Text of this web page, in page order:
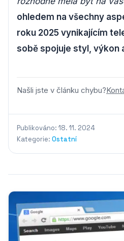
ohledem na všechny
roku 2025 vynikajícím
sobě spojuje styl, výkon
Našli jste v článku chybu?
Publikováno: 18. 11. 2024
Kategorie: Ostatní